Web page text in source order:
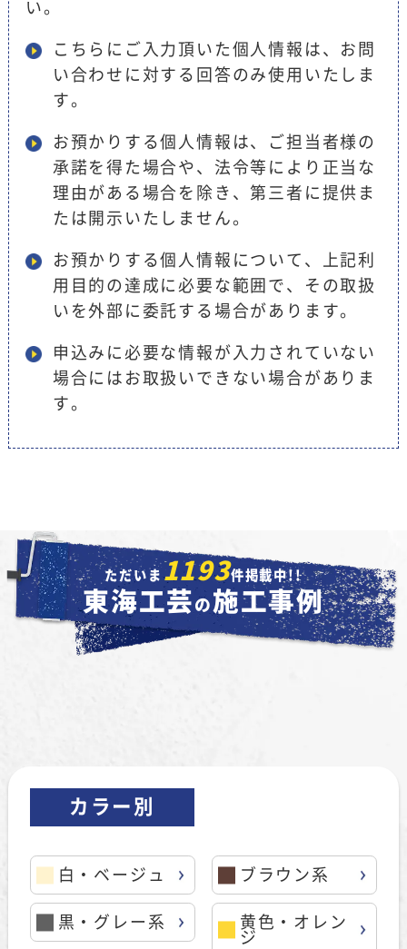
い。
こちらにご入力頂いた個人情報は、お問
い合わせに対する回答のみ使用いたしま
す。
お預かりする個人情報は、ご担当者様の
承諾を得た場合や、法令等により正当な
理由がある場合を除き、第三者に提供ま
たは開示いたしません。
お預かりする個人情報について、上記利
用目的の達成に必要な範囲で、その取扱
いを外部に委託する場合があります。
申込みに必要な情報が入力されていない
場合にはお取扱いできない場合がありま
す。
ただいま 1193件掲載中!!
東海工芸 の 施工事例
カラー別
白・ベージュ ブラウン系
黒・グレー系
黄色・オレン
ジ